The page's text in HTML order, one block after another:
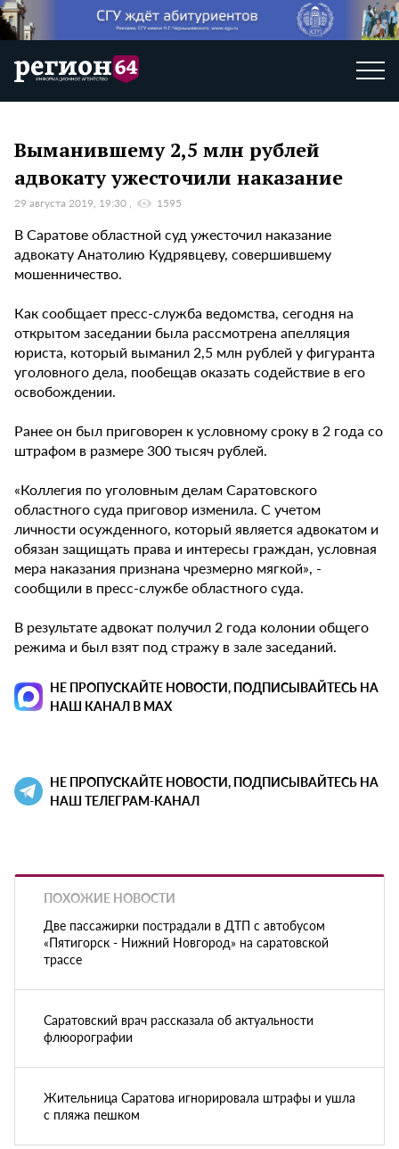
Выманившему 2,5 млн рублей
адвокату ужесточили наказание
29 августа 2019, 19:30 1595
В Саратове областной суд ужесточил наказание
адвокату Анатолию Кудрявцеву, совершившему
мошенничество.
Как сообщает пресс-служба ведомства, сегодня на
открытом заседании была рассмотрена апелляция
юриста, который выманил 2,5 млн рублей у фигуранта
уголовного дела, пообещав оказать содействие в его
освобождении.
Ранее он был приговорен к условному сроку в 2 года со
штрафом в размере 300 тысяч рублей.
«Коллегия по уголовным делам Саратовского
областного суда приговор изменила. С учетом
личности осужденного, который является адвокатом и
обязан защищать права и интересы граждан, условная
мера наказания признана чрезмерно мягкой», -
сообщили в пресс-службе областного суда.
В результате адвокат получил 2 года колонии общего
режима и был взят под стражу в зале заседаний.
НЕ ПРОПУСКАЙТЕ НОВОСТИ, ПОДПИСЫВАЙТЕСЬ НА
НАШ КАНАЛ В MAX
НЕ ПРОПУСКАЙТЕ НОВОСТИ, ПОДПИСЫВАЙТЕСЬ НА
НАШ ТЕЛЕГРАМ-КАНАЛ
ПОХОЖИЕ НОВОСТИ
Две пассажирки пострадали в ДТП с автобусом
«Пятигорск - Нижний Новгород» на саратовской
трассе
Саратовский врач рассказала об актуальности
флюорографии
Жительница Саратова игнорировала штрафы и ушла
с пляжа пешком